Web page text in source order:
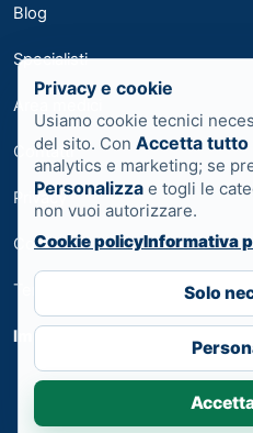
Blog
Specialisti
Area medici
Contatti
Privacy
Cookie
Termini
Impostazioni cookie
Privacy e cookie
Usiamo cookie tecnici
del sito. Con Accetta tutto
analytics e marketing; se
Personalizza e togli le
non vuoi autorizzare.
Cookie policyInformativa
Solo